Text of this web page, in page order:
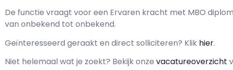
De functie vraagt voor een Ervaren kracht met MBO
van onbekend tot onbekend.
Geïnteresseerd geraakt en direct solliciteren? Klik hier.
Niet helemaal wat je zoekt? Bekijk onze vacatureoverzicht